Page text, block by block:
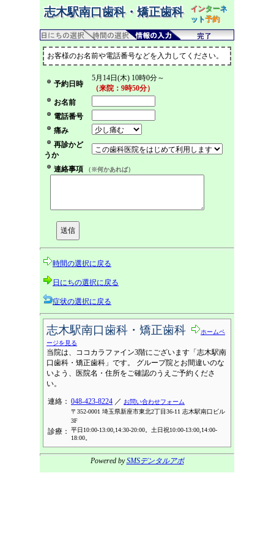
志木駅南口歯科・矯正歯科 インターネ
ット予約
お客様のお名前や電話番号などを入力してください。
予約日時
5月14日(木) 10時0分～
（来院：9時50分）
お名前
電話番号
痛み
再診かど
うか
連絡事項
（※何かあれば）
時間の選択に戻る
日にちの選択に戻る
症状の選択に戻る
志木駅南口歯科・矯正歯科
ホームペ
ージを見る
当院は、ココカラファイン3階にございます「志木駅南
口歯科・矯正歯科」です。 グループ院とお間違いのな
いよう、医院名・住所をご確認のうえご予約くださ
い。
連絡： 048-423-8224 ／ お問い合わせフォーム
〒352-0001 埼玉県新座市東北2丁目36-11 志木駅南口ビル
3F
診療：
平日10:00-13:00,14:30-20:00。土日祝10:00-13:00,14:00-
18:00。
Powered bySMSデンタルアポ